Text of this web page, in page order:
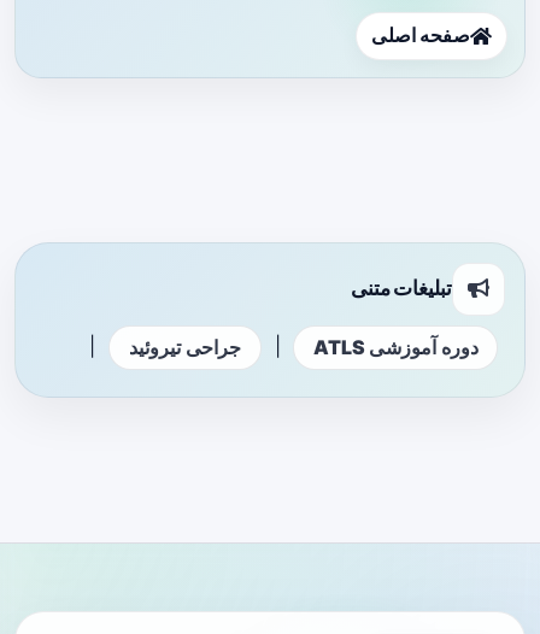
صفحه اصلی
تبلیغات متنی
دوره آموزشی ATLS جراحی تیروئید